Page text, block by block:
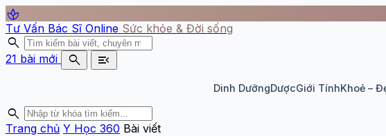
spa
Tư Vấn Bác Sĩ Online Sức khỏe & Đời sống
search
21 bài mới search menu_open
Dinh DưỡngDượcGiới TínhKhoẻ –
search
Trang chủ Y Học 360 Bài viết